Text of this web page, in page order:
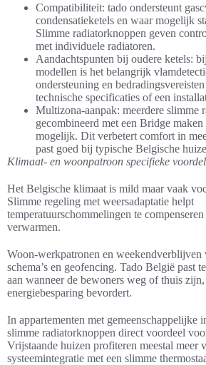
Compatibiliteit: tado ondersteunt
condensatieketels en waar mogelijk
Slimme radiatorknoppen geven
met individuele radiatoren.
Aandachtspunten bij oudere ketels:
modellen is het belangrijk
ondersteuning en
technische specificaties of een
Multizona-aanpak: meerdere slimme
gecombineerd met een Bridge
mogelijk. Dit verbetert comfort in
past goed bij typische Belgische
Klimaat- en woonpatroon specifieke
Het Belgische klimaat is mild maar vaak
Slimme regeling met weersadaptatie helpt
temperatuurschommelingen te
verwarmen.
Woon-werkpatronen en weekendverblijven
schema’s en geofencing. Tado België past
aan wanneer de bewoners weg of thuis
energiebesparing bevordert.
In appartementen met gemeenschappelijke
slimme radiatorknoppen direct voordeel
Vrijstaande huizen profiteren meestal meer
systeemintegratie met een slimme